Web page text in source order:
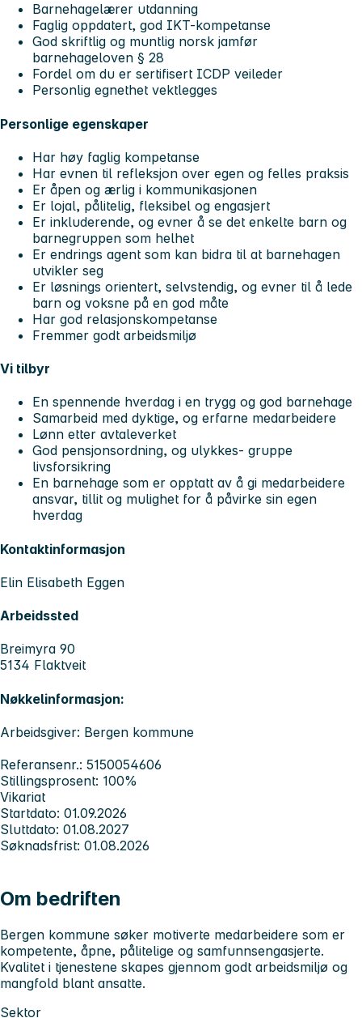
Barnehagelærer utdanning
Faglig oppdatert, god IKT-kompetanse
God skriftlig og muntlig norsk jamfør
barnehageloven § 28
Fordel om du er sertifisert ICDP veileder
Personlig egnethet vektlegges
Personlige egenskaper
Har høy faglig kompetanse
Har evnen til refleksjon over egen og felles praksis
Er åpen og ærlig i kommunikasjonen
Er lojal, pålitelig, fleksibel og engasjert
Er inkluderende, og evner å se det enkelte barn og
barnegruppen som helhet
Er endrings agent som kan bidra til at barnehagen
utvikler seg
Er løsnings orientert, selvstendig, og evner til å lede
barn og voksne på en god måte
Har god relasjonskompetanse
Fremmer godt arbeidsmiljø
Vi tilbyr
En spennende hverdag i en trygg og god barnehage
Samarbeid med dyktige, og erfarne medarbeidere
Lønn etter avtaleverket
God pensjonsordning, og ulykkes- gruppe
livsforsikring
En barnehage som er opptatt av å gi medarbeidere
ansvar, tillit og mulighet for å påvirke sin egen
hverdag
Kontaktinformasjon
Elin Elisabeth Eggen
Arbeidssted
Breimyra 90
5134 Flaktveit
Nøkkelinformasjon:
Arbeidsgiver: Bergen kommune
Referansenr.: 5150054606
Stillingsprosent: 100%
Vikariat
Startdato: 01.09.2026
Sluttdato: 01.08.2027
Søknadsfrist: 01.08.2026
Om bedriften
Bergen kommune søker motiverte medarbeidere som er
kompetente, åpne, pålitelige og samfunnsengasjerte.
Kvalitet i tjenestene skapes gjennom godt arbeidsmiljø og
mangfold blant ansatte.
Sektor